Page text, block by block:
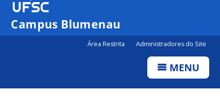
Campus Blumenau
Área Restrita Administradores do Site
MENU